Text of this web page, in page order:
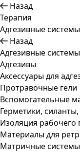
Назад
Терапия
Адгезивные
Назад
Адгезивные
Адгезивы
Аксессуары для
Протравочные гели
Вспомогательные
Герметики,
Изоляция рабочего
Материалы для
Матричные